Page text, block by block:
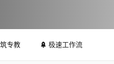
专教 极速工作流